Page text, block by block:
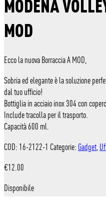
MODENA
MOD
Ecco la nuova Borraccia A MOD,
Sobria ed elegante è la soluzione
dal tuo ufficio!
Bottiglia in acciaio inox 304 con
Include tracolla per il trasporto.
Capacità 600 ml.
COD: 16-2122-1 Categorie: Gadget
€12.00
Disponibile